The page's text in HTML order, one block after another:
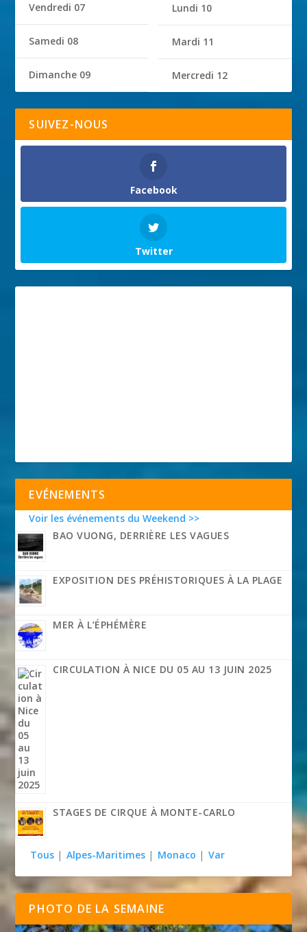
Vendredi 07
Samedi 08
Dimanche 09
Lundi 10
Mardi 11
Mercredi 12
SUIVEZ-NOUS
Facebook
Twitter
EVÉNEMENTS
Voir les événements du Weekend >>
BAO VUONG, DERRIÈRE LES VAGUES
EXPOSITION DES PRÉHISTORIQUES À LA PLAGE
MER À L’ÉPHÉMÈRE
CIRCULATION À NICE DU 05 AU 13 JUIN 2025
STAGES DE CIRQUE À MONTE-CARLO
Tous | Alpes-Maritimes | Monaco | Var
PHOTO DE LA SEMAINE